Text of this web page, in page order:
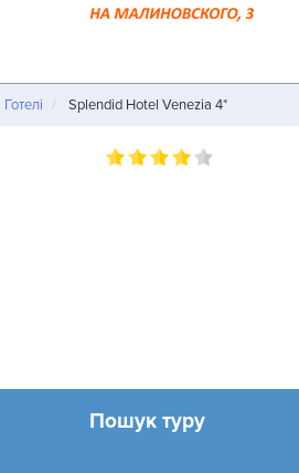
Готелі Splendid Hotel Venezia 4*
Пошук туру